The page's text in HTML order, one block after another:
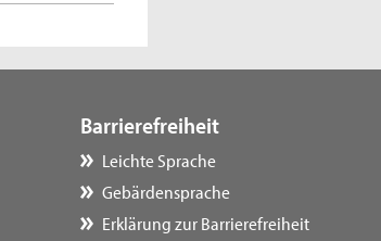
Barrierefreiheit
Leichte Sprache
Gebärdensprache
Erklärung zur Barrierefreiheit